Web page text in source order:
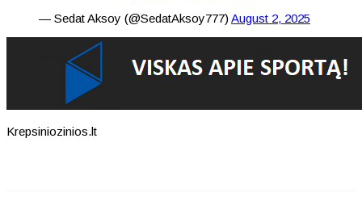
— Sedat Aksoy (@SedatAksoy777) August 2, 2025
Krepsiniozinios.lt